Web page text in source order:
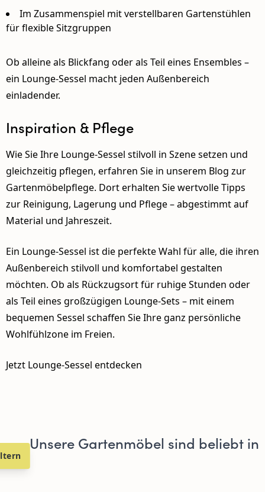
Im Zusammenspiel mitverstellbaren Gartenstühlen
für flexible Sitzgruppen
Ob alleine als Blickfang oder als Teil eines Ensembles –
ein Lounge-Sessel macht jeden Außenbereich
einladender.
Inspiration & Pflege
Wie Sie Ihre Lounge-Sessel stilvoll in Szene setzen und
gleichzeitig pflegen, erfahren Sie in unserem Blog zur
Gartenmöbelpflege. Dort erhalten Sie wertvolle Tipps
zur Reinigung, Lagerung und Pflege – abgestimmt auf
Material und Jahreszeit.
Ein Lounge-Sessel ist die perfekte Wahl für alle, die ihren
Außenbereich stilvoll und komfortabel gestalten
möchten. Ob als Rückzugsort für ruhige Stunden oder
als Teil eines großzügigen Lounge-Sets – mit einem
bequemen Sessel schaffen Sie Ihre ganz persönliche
Wohlfühlzone im Freien.
Jetzt Lounge-Sessel entdecken
Unsere Gartenmöbel sind beliebt in